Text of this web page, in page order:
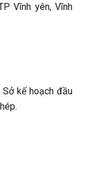
Vĩnh yên, Vĩnh
kế hoạch đầu